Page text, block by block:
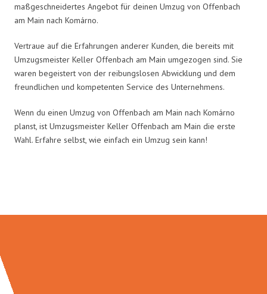
maßgeschneidertes Angebot für deinen Umzug von Offenbach
am Main nach Komárno.
Vertraue auf die Erfahrungen anderer Kunden, die bereits mit
Umzugsmeister Keller Offenbach am Main umgezogen sind. Sie
waren begeistert von der reibungslosen Abwicklung und dem
freundlichen und kompetenten Service des Unternehmens.
Wenn du einen Umzug von Offenbach am Main nach Komárno
planst, ist Umzugsmeister Keller Offenbach am Main die erste
Wahl. Erfahre selbst, wie einfach ein Umzug sein kann!